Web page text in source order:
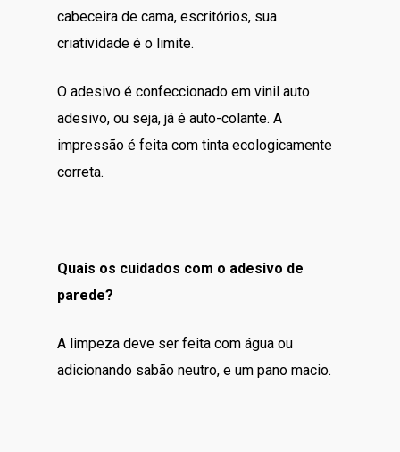
cabeceira de cama, escritórios, sua
criatividade é o limite.
O adesivo é confeccionado em vinil auto
adesivo, ou seja, já é auto-colante. A
impressão é feita com tinta ecologicamente
correta.
Quais os cuidados com o adesivo de
parede?
A limpeza deve ser feita com água ou
adicionando sabão neutro, e um pano macio.